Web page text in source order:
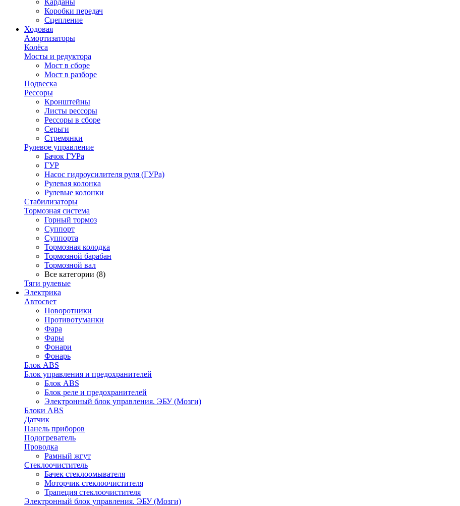
Карданы
Коробки передач
Сцепление
Ходовая
Амортизаторы
Колёса
Мосты и редуктора
Мост в сборе
Мост в разборе
Подвеска
Рессоры
Кронштейны
Листы рессоры
Рессоры в сборе
Серьги
Стремянки
Рулевое управление
Бачок ГУРа
ГУР
Насос гидроусилителя руля (ГУРа)
Рулевая колонка
Рулевые колонки
Стабилизаторы
Тормозная система
Горный тормоз
Суппорт
Суппорта
Тормозная колодка
Тормозной барабан
Тормозной вал
Все категории (8)
Тяги рулевые
Электрика
Автосвет
Поворотники
Противотуманки
Фара
Фары
Фонари
Фонарь
Блок ABS
Блок управления и предохранителей
Блок ABS
Блок реле и предохранителей
Электронный блок управления. ЭБУ (Мозги)
Блоки ABS
Датчик
Панель приборов
Подогреватель
Проводка
Рамный жгут
Стеклоочиститель
Бачек стеклоомывателя
Моторчик стеклоочистителя
Трапеция стеклоочистителя
Электронный блок управления. ЭБУ (Мозги)